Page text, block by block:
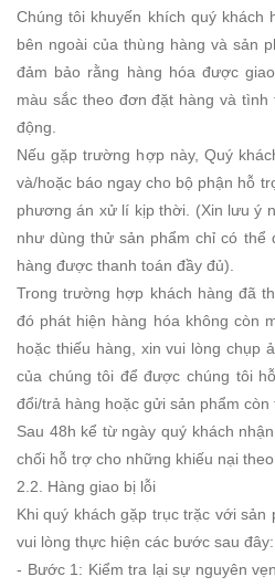
Chúng tôi khuyến khích quý khách
bên ngoài của thùng hàng và sản
đảm bảo rằng hàng hóa được
màu sắc theo đơn đặt hàng và
động.
Nếu gặp trường hợp này, Quý
và/hoặc báo ngay cho bộ phận hỗ
phương án xử lí kịp thời. (Xin lưu ý
như dùng thử sản phẩm chỉ có thể
hàng được thanh toán đầy đủ).
Trong trường hợp khách hàng đã
đó phát hiện hàng hóa không còn
hoặc thiếu hàng, xin vui lòng chụp
của chúng tôi để được chúng tôi
đổi/trả hàng hoặc gửi sản phẩm
Sau 48h kể từ ngày quý khách
chối hỗ trợ cho những khiếu nại
2.2. Hàng giao bị lỗi
Khi quý khách gặp trục trặc với sản
vui lòng thực hiện các bước sau đây:
- Bước 1: Kiểm tra lại sự nguyên